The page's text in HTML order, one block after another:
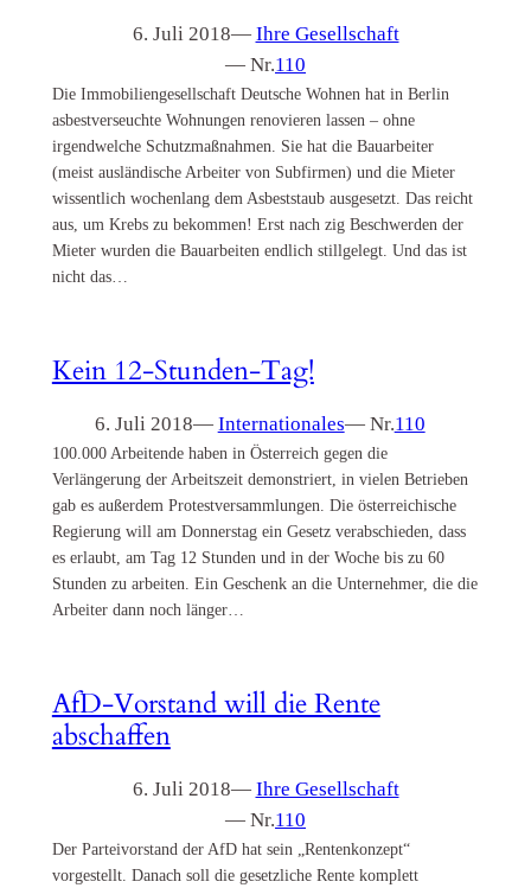
6. Juli 2018— Ihre Gesellschaft
— Nr.110
Die Immobiliengesellschaft Deutsche Wohnen hat in Berlin
asbestverseuchte Wohnungen renovieren lassen – ohne
irgendwelche Schutzmaßnahmen. Sie hat die Bauarbeiter
(meist ausländische Arbeiter von Subfirmen) und die Mieter
wissentlich wochenlang dem Asbeststaub ausgesetzt. Das reicht
aus, um Krebs zu bekommen! Erst nach zig Beschwerden der
Mieter wurden die Bauarbeiten endlich stillgelegt. Und das ist
nicht das…
Kein 12-Stunden-Tag!
6. Juli 2018— Internationales— Nr.110
100.000 Arbeitende haben in Österreich gegen die
Verlängerung der Arbeitszeit demonstriert, in vielen Betrieben
gab es außerdem Protestversammlungen. Die österreichische
Regierung will am Donnerstag ein Gesetz verabschieden, dass
es erlaubt, am Tag 12 Stunden und in der Woche bis zu 60
Stunden zu arbeiten. Ein Geschenk an die Unternehmer, die die
Arbeiter dann noch länger…
AfD-Vorstand will die Rente
abschaffen
6. Juli 2018— Ihre Gesellschaft
— Nr.110
Der Parteivorstand der AfD hat sein „Rentenkonzept“
vorgestellt. Danach soll die gesetzliche Rente komplett